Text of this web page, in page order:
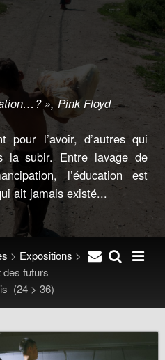
», Pink Floyd
l’avoir, d’autres qui
la subir. Entre lavage de
l’éducation est
ait jamais existé...
> Expositions >
des futurs
(24 > 36)